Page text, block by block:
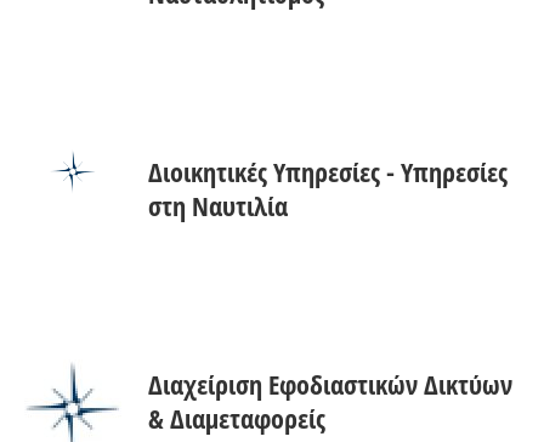
Διοικητικές Υπηρεσίες - Υπηρεσίες
στη Ναυτιλία
Διαχείριση Εφοδιαστικών Δικτύων
& Διαμεταφορείς